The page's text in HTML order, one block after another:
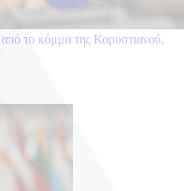
το κόμμα της Καρυστιανού,